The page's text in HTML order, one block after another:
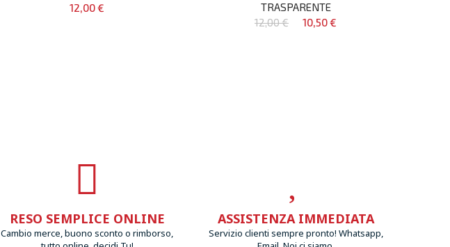
12,00 €
TRASPARENTE
12,00 €
10,50 €
RESO SEMPLICE ONLINE
Cambio merce, buono sconto o rimborso,
ASSISTENZA IMMEDIATA
Servizio clienti sempre pronto! Whatsapp,